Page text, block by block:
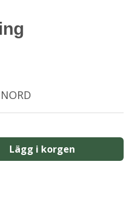
Lägg i korgen